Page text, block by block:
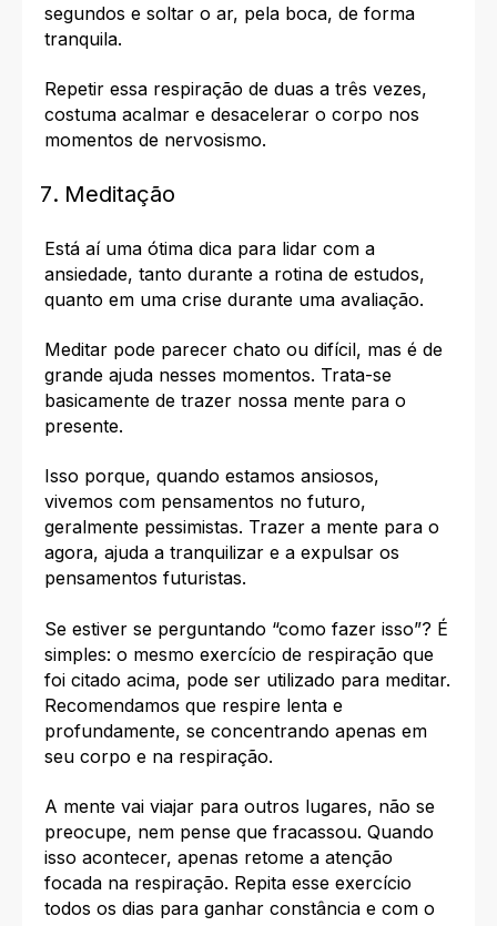
segundos e soltar o ar, pela boca, de forma
tranquila.
Repetir essa respiração de duas a três vezes,
costuma acalmar e desacelerar o corpo nos
momentos de nervosismo.
Meditação
Está aí uma ótima dica para lidar com a
ansiedade, tanto durante a rotina de estudos,
quanto em uma crise durante uma avaliação.
Meditar pode parecer chato ou difícil, mas é de
grande ajuda nesses momentos. Trata-se
basicamente de trazer nossa mente para o
presente.
Isso porque, quando estamos ansiosos,
vivemos com pensamentos no futuro,
geralmente pessimistas. Trazer a mente para o
agora, ajuda a tranquilizar e a expulsar os
pensamentos futuristas.
Se estiver se perguntando “como fazer isso”? É
simples: o mesmo exercício de respiração que
foi citado acima, pode ser utilizado para meditar.
Recomendamos que respire lenta e
profundamente, se concentrando apenas em
seu corpo e na respiração.
A mente vai viajar para outros lugares, não se
preocupe, nem pense que fracassou. Quando
isso acontecer, apenas retome a atenção
focada na respiração. Repita esse exercício
todos os dias para ganhar constância e com o